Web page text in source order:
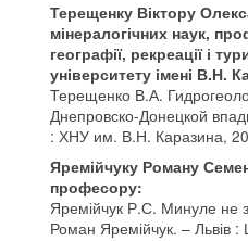
Терещенку Віктору
мінералогічних наук,
географії, рекреації і
університету імені В.Н.
Терещенко В.А.
Днепровско-Донецкой
: ХНУ им. В.Н. Каразина,
Яремійчуку Роману
професору:
Яремійчук Р.С. Минуле не
Роман Яремійчук. – Львів